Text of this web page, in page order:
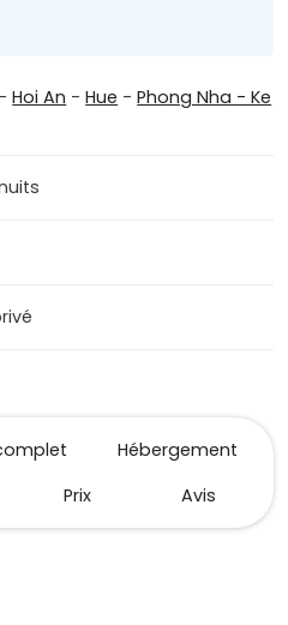
-Hoi An -Hue -Phong Nha - Ke
Hébergement
Prix Avis